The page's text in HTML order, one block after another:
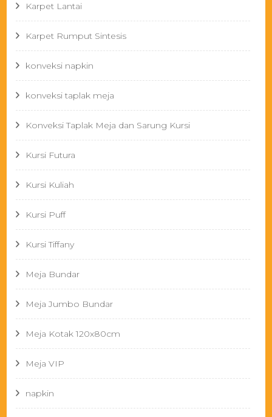
Karpet Lantai
Karpet Rumput Sintesis
konveksi napkin
konveksi taplak meja
Konveksi Taplak Meja dan Sarung Kursi
Kursi Futura
Kursi Kuliah
Kursi Puff
Kursi Tiffany
Meja Bundar
Meja Jumbo Bundar
Meja Kotak 120x80cm
Meja VIP
napkin